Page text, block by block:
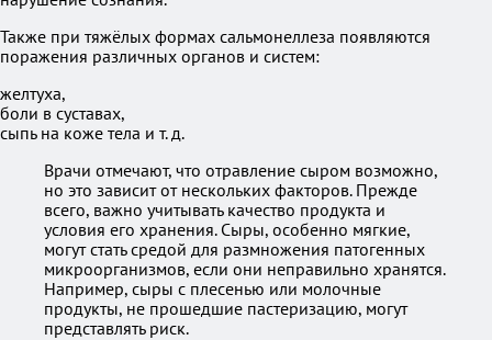
Также при тяжёлых формах сальмонеллеза появляются
поражения различных органов и систем:
желтуха,
боли в суставах,
сыпь на коже тела и т. д.
Врачи отмечают, что отравление сыром возможно,
но это зависит от нескольких факторов. Прежде
всего, важно учитывать качество продукта и
условия его хранения. Сыры, особенно мягкие,
могут стать средой для размножения патогенных
микроорганизмов, если они неправильно хранятся.
Например, сыры с плесенью или молочные
продукты, не прошедшие пастеризацию, могут
представлять риск.